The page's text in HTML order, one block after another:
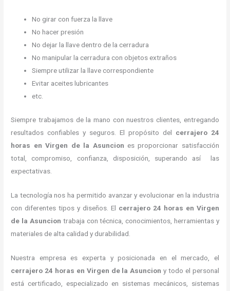
No girar con fuerza la llave
No hacer presión
No dejar la llave dentro de la cerradura
No manipular la cerradura con objetos extraños
Siempre utilizar la llave correspondiente
Evitar aceites lubricantes
etc.
Siempre trabajamos de la mano con nuestros clientes, entregando
resultados confiables y seguros. El propósito del cerrajero 24
horas en Virgen de la Asuncion es proporcionar satisfacción
total, compromiso, confianza, disposición, superando así las
expectativas.
La tecnología nos ha permitido avanzar y evolucionar en la industria
con diferentes tipos y diseños. El cerrajero 24 horas en Virgen
de la Asuncion trabaja con técnica, conocimientos, herramientas y
materiales de alta calidad y durabilidad.
Nuestra empresa es experta y posicionada en el mercado, el
cerrajero 24 horas en Virgen de la Asuncion y todo el personal
está certificado, especializado en sistemas mecánicos, sistemas